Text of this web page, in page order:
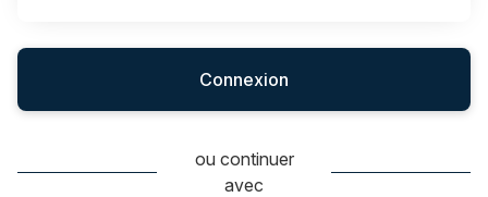
Connexion
ou continuer
avec